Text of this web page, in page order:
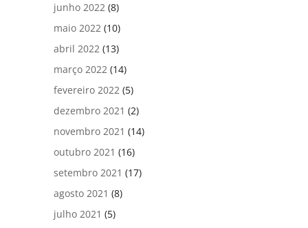
junho 2022 (8)
maio 2022 (10)
abril 2022 (13)
março 2022 (14)
fevereiro 2022 (5)
dezembro 2021 (2)
novembro 2021 (14)
outubro 2021 (16)
setembro 2021 (17)
agosto 2021 (8)
julho 2021 (5)